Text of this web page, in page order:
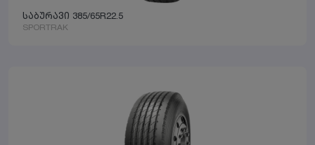
საბურავი 385/65R22.5
SPORTRAK